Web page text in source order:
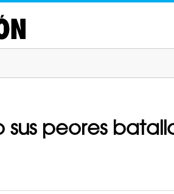
sus peores